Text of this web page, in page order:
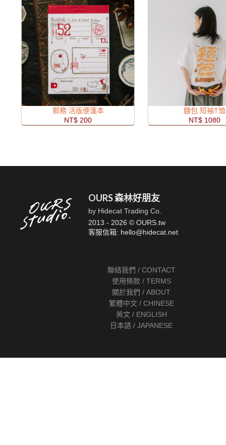
郵務 活版便箋本
NT$ 200
麵包 短袖T恤
NT$ 1080
OURS 森林好朋友
by Hidecat Trading Co.
2013 - 2026 © OURS.tw
客服信箱: hello@hidecat.net
聯絡我們 / CONTACT
使用條款 / TERMS
關於我們 / ABOUT
繁體中文 / CHINESE
英文 / ENGLISH
日本語 / JAPANESE